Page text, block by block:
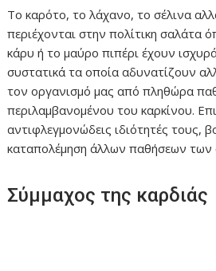
Το καρότο, το λάχανο, το σέλινα
περιέχονται στην πολίτικη σαλάτα
κάρυ ή το μαύρο πιπέρι έχουν
συστατικά τα οποία αδυνατίζουν
τον οργανισμό μας από πληθώρα
περιλαμβανομένου του καρκίνου.
αντιφλεγμονώδεις ιδιότητές τους,
καταπολέμηση άλλων παθήσεων
Σύμμαχος της καρδιάς